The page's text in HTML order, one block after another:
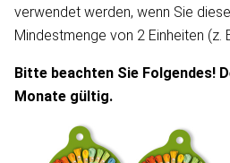
verwendet werden, wenn Sie
Mindestmenge von 2 Einheiten (z.
Bitte beachten Sie Folgendes!
Monate gültig.